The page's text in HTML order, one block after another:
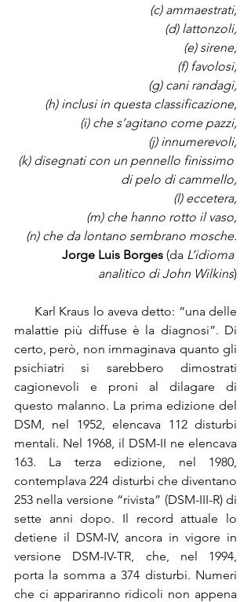
(c) ammaestrati,
(d) lattonzoli,
(e) sirene,
(f) favolosi,
(g) cani randagi,
(h) inclusi in questa classificazione,
(i) che s’agitano come pazzi,
(j) innumerevoli,
(k) disegnati con un pennello finissimo
di pelo di cammello,
(l) eccetera,
(m) che hanno rotto il vaso,
(n) che da lontano sembrano mosche.
Jorge Luis Borges (da L’idioma
analitico di John Wilkins)
malattie più diffuse è la diagnosi”. Di
certo, però, non immaginava quanto gli
psichiatri si sarebbero dimostrati
cagionevoli e proni al dilagare di
questo malanno. La prima edizione del
DSM, nel 1952, elencava 112 disturbi
mentali. Nel 1968, il DSM-II ne elencava
163. La terza edizione, nel 1980,
contemplava 224 disturbi che diventano
253 nella versione “rivista” (DSM-III-R) di
sette anni dopo. Il record attuale lo
detiene il DSM-IV, ancora in vigore in
versione DSM-IV-TR, che, nel 1994,
porta la somma a 374 disturbi. Numeri
che ci appariranno ridicoli non appena